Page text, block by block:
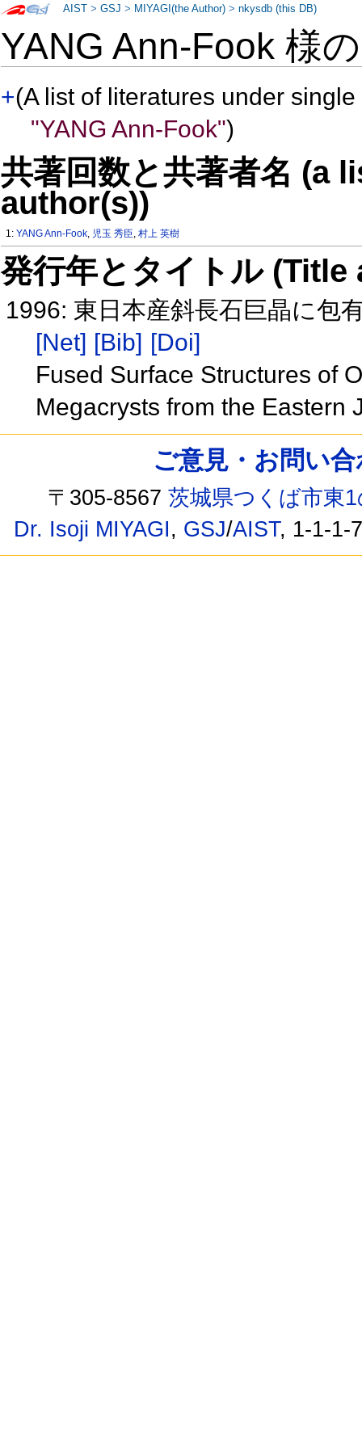
YANG Ann-Fook 様
+(A list of literatures under
"YANG Ann-Fook")
共著回数と共著者名 (a
author(s))
1:YANG Ann-Fook, 児玉 秀臣,村上 英樹
発行年とタイトル
1996: 東日本産斜長石巨晶に包
[Net] [Bib] [Doi]
Fused Surface Structures of
Megacrysts from the Eastern
AIST >GSJ > MIYAGI(the Author) >nkysdb (this DB)
ご意見・お問い
〒305-8567茨城県つくば市東
Dr. Isoji MIYAGI, GSJ/AIST, 1-1-1-